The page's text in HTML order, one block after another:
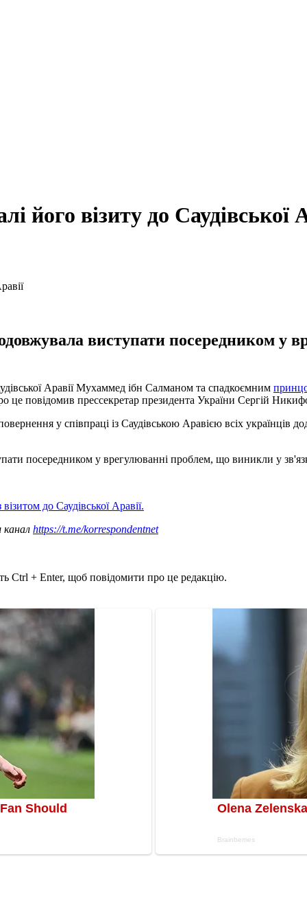
його візиту до Саудівської
виступати посередником у
Аравії Мухаммед ібн Салманом та спадкоємним
це повідомив прессекретар президента України Сергій
у співпраці із Саудівською Аравією всіх українців
посередником у врегулюванні проблем, що виникли у
до Саудівської Аравії.
канал https://t.me/korrespondentnet
Ctrl + Enter, щоб повідомити про це редакцію.